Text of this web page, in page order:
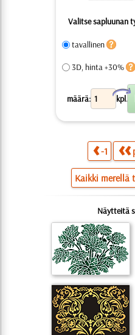
Valitse sapluunan
tavallinen
3D, hinta +30%
määrä: kpl.
X
-1
Kaikki merellä
Näytteitä